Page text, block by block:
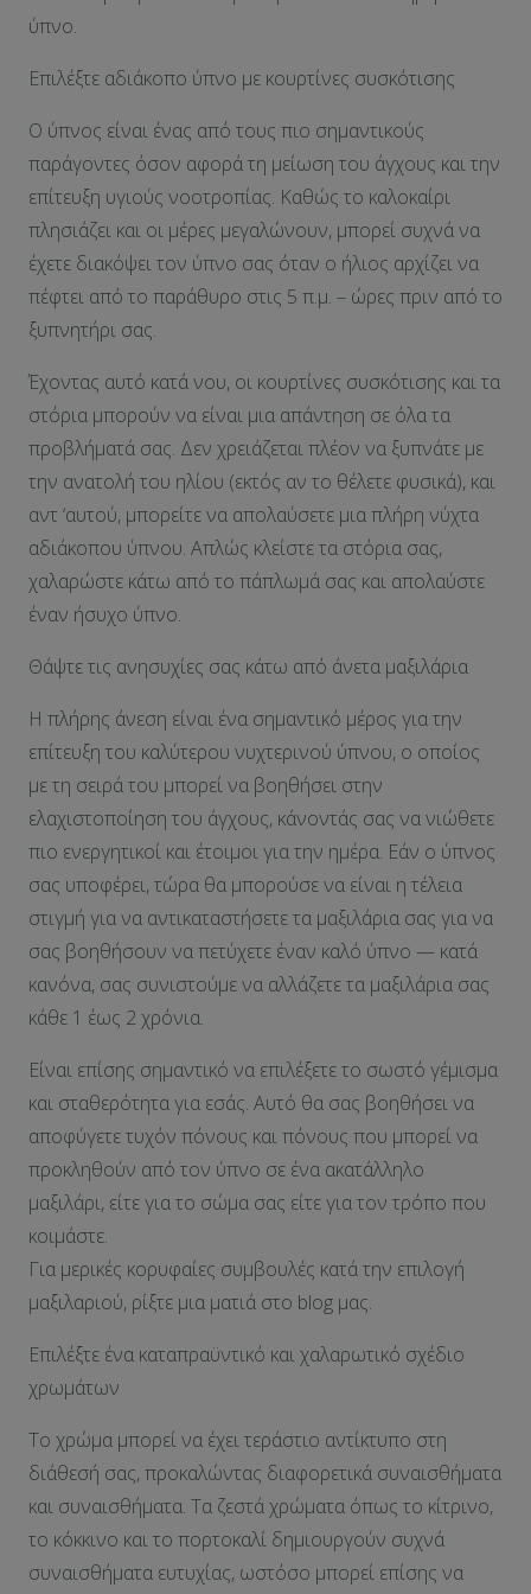
ύπνο.
Επιλέξτε αδιάκοπο ύπνο με κουρτίνες συσκότισης
Ο ύπνος είναι ένας από τους πιο σημαντικούς
παράγοντες όσον αφορά τη μείωση του άγχους και την
επίτευξη υγιούς νοοτροπίας. Καθώς το καλοκαίρι
πλησιάζει και οι μέρες μεγαλώνουν, μπορεί συχνά να
έχετε διακόψει τον ύπνο σας όταν ο ήλιος αρχίζει να
πέφτει από το παράθυρο στις 5 π.μ. – ώρες πριν από το
ξυπνητήρι σας.
Έχοντας αυτό κατά νου, οι κουρτίνες συσκότισης και τα
στόρια μπορούν να είναι μια απάντηση σε όλα τα
προβλήματά σας. Δεν χρειάζεται πλέον να ξυπνάτε με
την ανατολή του ηλίου (εκτός αν το θέλετε φυσικά), και
αντ ‘αυτού, μπορείτε να απολαύσετε μια πλήρη νύχτα
αδιάκοπου ύπνου. Απλώς κλείστε τα στόρια σας,
χαλαρώστε κάτω από το πάπλωμά σας και απολαύστε
έναν ήσυχο ύπνο.
Θάψτε τις ανησυχίες σας κάτω από άνετα μαξιλάρια
Η πλήρης άνεση είναι ένα σημαντικό μέρος για την
επίτευξη του καλύτερου νυχτερινού ύπνου, ο οποίος
με τη σειρά του μπορεί να βοηθήσει στην
ελαχιστοποίηση του άγχους, κάνοντάς σας να νιώθετε
πιο ενεργητικοί και έτοιμοι για την ημέρα. Εάν ο ύπνος
σας υποφέρει, τώρα θα μπορούσε να είναι η τέλεια
στιγμή για να αντικαταστήσετε τα μαξιλάρια σας για να
σας βοηθήσουν να πετύχετε έναν καλό ύπνο — κατά
κανόνα, σας συνιστούμε να αλλάζετε τα μαξιλάρια σας
κάθε 1 έως 2 χρόνια.
Είναι επίσης σημαντικό να επιλέξετε το σωστό γέμισμα
και σταθερότητα για εσάς. Αυτό θα σας βοηθήσει να
αποφύγετε τυχόν πόνους και πόνους που μπορεί να
προκληθούν από τον ύπνο σε ένα ακατάλληλο
μαξιλάρι, είτε για το σώμα σας είτε για τον τρόπο που
κοιμάστε.
Για μερικές κορυφαίες συμβουλές κατά την επιλογή
μαξιλαριού, ρίξτε μια ματιά στο blog μας.
Επιλέξτε ένα καταπραϋντικό και χαλαρωτικό σχέδιο
χρωμάτων
Το χρώμα μπορεί να έχει τεράστιο αντίκτυπο στη
διάθεσή σας, προκαλώντας διαφορετικά συναισθήματα
και συναισθήματα. Τα ζεστά χρώματα όπως το κίτρινο,
το κόκκινο και το πορτοκαλί δημιουργούν συχνά
συναισθήματα ευτυχίας, ωστόσο μπορεί επίσης να